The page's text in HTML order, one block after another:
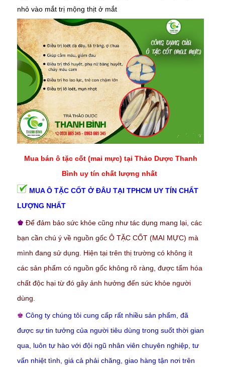
nhỏ vào mắt trị mộng thịt ở mắt
Mua bán ô tặc cốt (mai mực) tại Thảo Dược Thanh
Bình uy tín chất lượng nhất
MUA Ô TẶC CỐT Ở ĐÂU TẠI TPHCM UY TÍN CHẤT
LƯỢNG NHẤT
♚ Để đảm bảo sức khỏe cũng như tác dụng mang lại, các
bạn cần chú ý về nguồn gốc Ô TẶC CỐT (MAI MỰC) mà
mình đang sử dụng. Hiện tại trên thị trường có không ít
các sản phẩm có nguồn gốc không rõ ràng, được tẩm hóa
chất độc hại từ đó gây ảnh hưởng đến sức khỏe người
dùng.
♚ Công ty chúng tôi cung cấp rất nhiều sản phẩm, đã
được sự tin tưởng của người tiêu dùng trong suốt thời gian
qua, luôn tự hào với đội ngũ nhân viên chuyên nghiệp, tư
vấn nhiệt tình, giá cả phải chăng, giao hàng tận nơi trên